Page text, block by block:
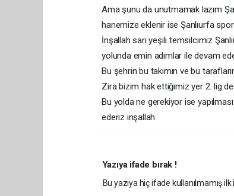
Ama şunu da unutmamak lazım
hanemize eklenir ise Şanlıurfa
İnşallah sarı yeşili temsilcimiz
yolunda emin adımlar ile devam
Bu şehrin bu takımın ve bu
Zira bizim hak ettiğimiz yer 2. lig
Bu yolda ne gerekiyor ise
ederiz inşallah.
Yazıya ifade bırak !
Bu yazıya hiç ifade kullanılmamış